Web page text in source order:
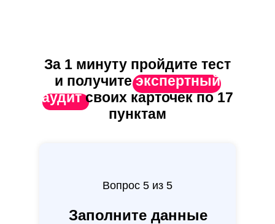
Вопрос 5 из 5
Заполните данные
За 1 минуту пройдите тест
и получитеэкспертный
аудитсвоих карточек по 17
пунктам